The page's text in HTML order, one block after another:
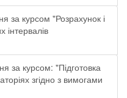
за курсом "Розрахунок і
інтервалів
за курсом: "Підготовка
згідно з вимогами